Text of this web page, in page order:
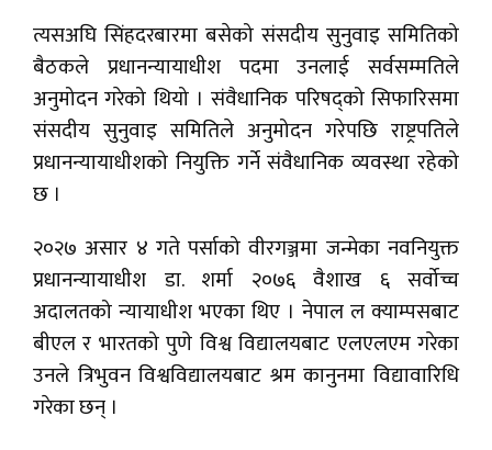
त्यसअघि सिंहदरबारमा बसेको संसदीय सुनुवाइ समितिको
बैठकले प्रधानन्यायाधीश पदमा उनलाई सर्वसम्मतिले
अनुमोदन गरेको थियो । संवैधानिक परिषद्को सिफारिसमा
संसदीय सुनुवाइ समितिले अनुमोदन गरेपछि राष्ट्रपतिले
प्रधानन्यायाधीशको नियुक्ति गर्ने संवैधानिक व्यवस्था रहेको
छ ।
२०२७ असार ४ गते पर्साको वीरगञ्जमा जन्मेका नवनियुक्त
प्रधानन्यायाधीश डा. शर्मा २०७६ वैशाख ६ सर्वोच्च
अदालतको न्यायाधीश भएका थिए । नेपाल ल क्याम्पसबाट
बीएल र भारतको पुणे विश्व विद्यालयबाट एलएलएम गरेका
उनले त्रिभुवन विश्वविद्यालयबाट श्रम कानुनमा विद्यावारिधि
गरेका छन् ।